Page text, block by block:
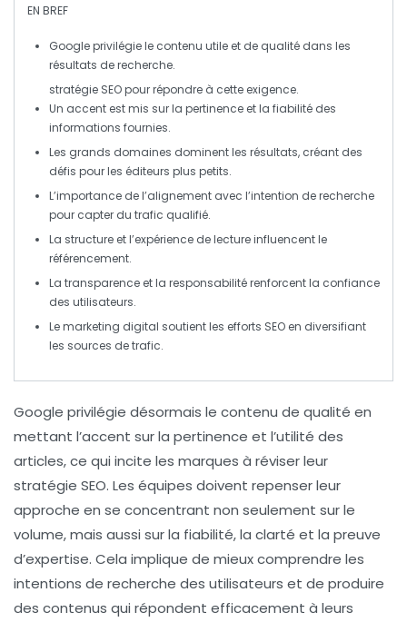
EN BREF
Googleprivilégie le contenu utile et de qualité dans les
résultats de recherche.
stratégie SEO pour répondre à cette exigence.
Un accent est mis sur la pertinence et la fiabilité des
informations fournies.
Les grands domaines dominent les résultats, créant des
défis pour les éditeurs plus petits.
L’importance de l’alignement avec l’intention de recherche
pour capter du trafic qualifié.
La structure et l’expérience de lectureinfluencent le
référencement.
La transparence et la responsabilitérenforcent la confiance
des utilisateurs.
Le marketing digital soutient les efforts SEO en diversifiant
les sources de trafic.
Google privilégie désormais le contenu de qualité en
mettant l’accent sur la pertinence et l’utilité des
articles, ce qui incite les marques à réviser leur
stratégie SEO. Les équipes doivent repenser leur
approche en se concentrant non seulement sur le
volume, mais aussi sur la fiabilité, la clarté et la preuve
d’expertise. Cela implique de mieux comprendre les
intentions de recherche des utilisateurs et de produire
des contenus qui répondent efficacement à leurs